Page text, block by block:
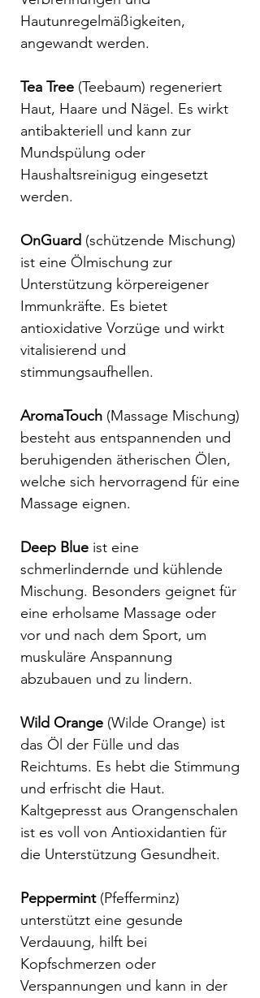
Hautunregelmäßigkeiten,
angewandt werden.
Tea Tree (Teebaum) regeneriert
Haut, Haare und Nägel. Es wirkt
antibakteriell und kann zur
Mundspülung oder
Haushaltsreinigug eingesetzt
werden.
OnGuard (schützende Mischung)
ist eine Ölmischung zur
Unterstützung körpereigener
Immunkräfte. Es bietet
antioxidative Vorzüge und wirkt
vitalisierend und
stimmungsaufhellen.
AromaTouch (Massage Mischung)
besteht aus entspannenden und
beruhigenden ätherischen Ölen,
welche sich hervorragend für eine
Massage eignen.
Deep Blue ist eine
schmerlindernde und kühlende
Mischung. Besonders geignet für
eine erholsame Massage oder
vor und nach dem Sport, um
muskuläre Anspannung
abzubauen und zu lindern.
Wild Orange (Wilde Orange) ist
das Öl der Fülle und das
Reichtums. Es hebt die Stimmung
und erfrischt die Haut.
Kaltgepresst aus Orangenschalen
ist es voll von Antioxidantien für
die Unterstützung Gesundheit.
Peppermint(Pfefferminz)
unterstützt eine gesunde
Verdauung, hilft bei
Kopfschmerzen oder
Verspannungen und kann in der